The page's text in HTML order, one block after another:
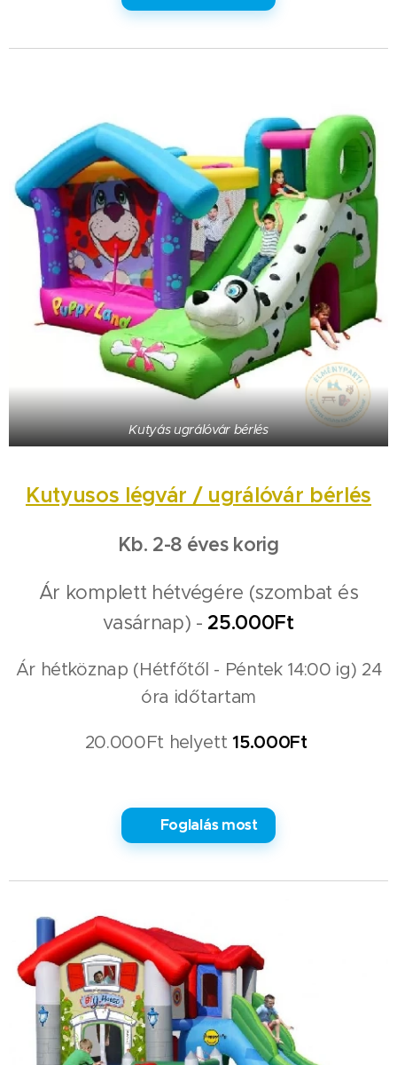
Kutyás ugrálóvár bérlés
Kutyusos légvár / ugrálóvár bérlés
Kb. 2-8 éves korig
Ár komplett hétvégére (szombat és
vasárnap) - 25.000Ft
Ár hétköznap (Hétfőtől - Péntek 14:00 ig) 24
óra időtartam
20.000Ft helyett15.000Ft
✅ Foglalás most